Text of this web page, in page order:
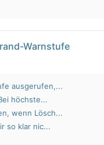
Warnstufe
ausgerufen,...
höchste...
wenn Lösch...
so klar nic...